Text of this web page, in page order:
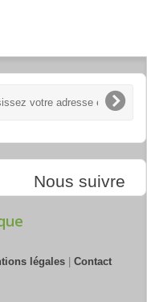
Nous suivre
légales| Contact